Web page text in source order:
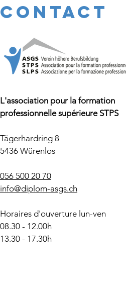
CONTACT
L'association pour la formation
professionnelle supérieure STPS
Tägerhardring 8
5436 Würenlos
056 500 20 70
info@diplom-asgs.ch
Horaires d'ouverture lun-ven
08.30 - 12.00h
13.30 - 17.30h